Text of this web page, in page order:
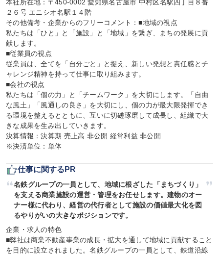
本社所在地：〒450-0002 愛知県名古屋市 中村区名駅四丁目８番
２６号 エニシオ名駅１４階
その他備考・企業からのフリーコメント：■地域の視点
私たちは「ひと」と「施設」と「地域」を繋ぎ、まちの発展に貢
献します。
■従業員の視点
従業員は、全てを「自分ごと」と捉え、新しい発想と責任感とチ
ャレンジ精神を持って仕事に取り組みます。
■会社の視点
私たちは「個の力」と「チームワーク」を大切にします。「自由
な風土」「風通しの良さ」を大切にし、個の力が最大限発揮でき
る環境を整えるとともに、互いに切磋琢磨して成長し、組織で大
きな成果を生み出していきます。
決算情報：決算期 売上高 非公開 経常利益 非公開
※決済単位：単体
仕事に関するPR
名鉄グループの一員として、地域に根ざした「まちづくり」
を支える商業施設の運営・管理をお任せします。建物のオー
ナー様に代わり、経営の代行者として施設の価値最大化を図
るやりがいの大きなポジションです。
企業・求人の特色
■弊社は商業不動産事業の成長・拡大を通して地域に貢献すること
を目的に設立されました。名鉄グループの一員として、鉄道沿線